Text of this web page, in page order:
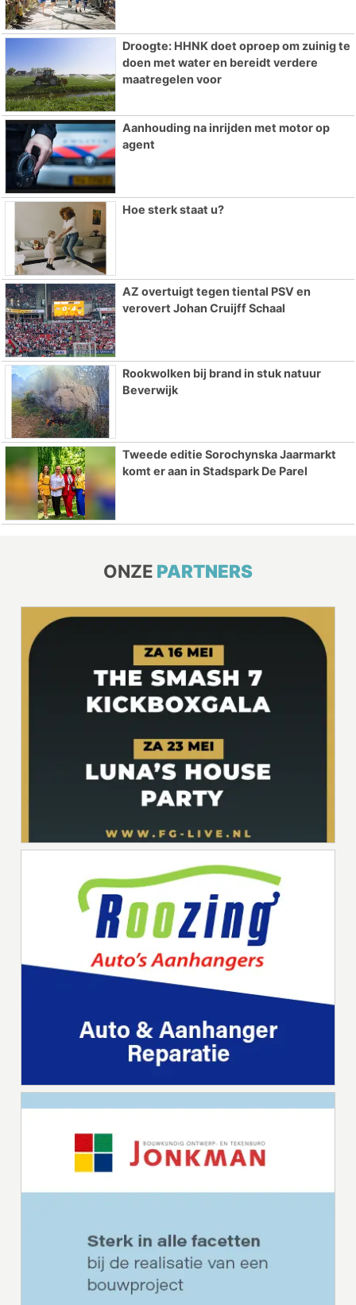
Droogte: HHNK doet oproep om zuinig te
doen met water en bereidt verdere
maatregelen voor
Aanhouding na inrijden met motor op
agent
Hoe sterk staat u?
AZ overtuigt tegen tiental PSV en
verovert Johan Cruijff Schaal
Rookwolken bij brand in stuk natuur
Beverwijk
Tweede editie Sorochynska Jaarmarkt
komt er aan in Stadspark De Parel
ONZE PARTNERS